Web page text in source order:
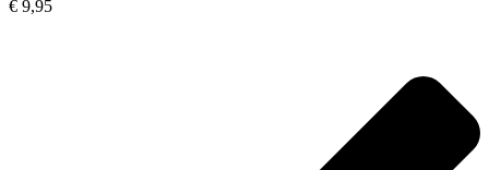
€ 9,95